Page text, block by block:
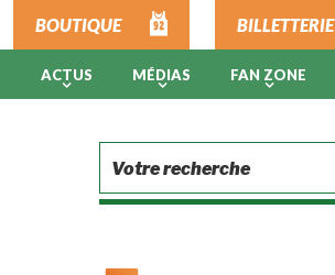
BOUTIQUE BILLETTERIE
ACTUS MÉDIAS FAN ZONE